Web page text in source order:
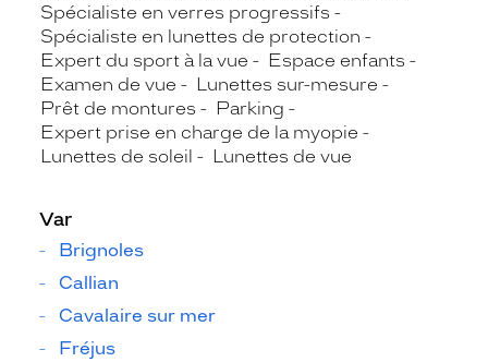
Spécialiste en verres progressifs
Spécialiste en lunettes de protection
Expert du sport à la vue
Espace enfants
Examen de vue
Lunettes sur-mesure
Prêt de montures
Parking
Expert prise en charge de la myopie
Lunettes de soleil
Lunettes de vue
Var
Brignoles
Callian
Cavalaire sur mer
Fréjus